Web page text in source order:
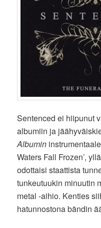
Sentenced ei hiipunut
albumiin ja
Albumin
Waters Fall Frozen’,
odottaisi staattista
tunkeutuukin minuutin
metal -aihio. Kenties
hatunnostona bändin